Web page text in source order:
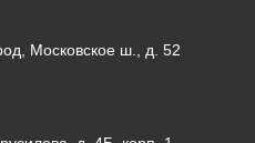
Московское ш., д. 52